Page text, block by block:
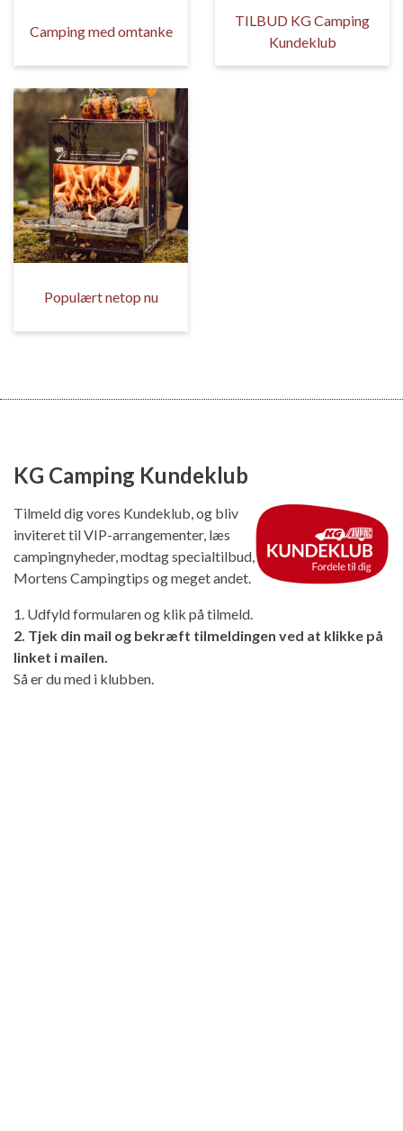
Camping med omtanke
TILBUD KG Camping
Kundeklub
Populært netop nu
KG Camping Kundeklub
Tilmeld dig vores Kundeklub, og bliv
inviteret til VIP-arrangementer, læs
campingnyheder, modtag specialtilbud,
Mortens Campingtips og meget andet.
1. Udfyld formularen og klik på tilmeld.
2. Tjek din mail og bekræft tilmeldingen ved at klikke på
linket i mailen.
Så er du med i klubben.